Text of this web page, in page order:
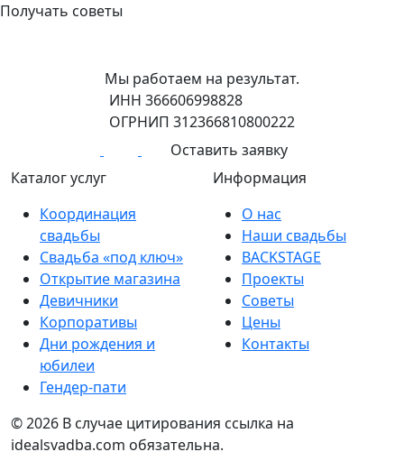
Получать советы
Мы работаем на результат.
ИНН 366606998828
ОГРНИП 312366810800222
Оставить заявку
Каталог услуг
Координация
свадьбы
Свадьба «под ключ»
Открытие магазина
Девичники
Корпоративы
Дни рождения и
юбилеи
Гендер-пати
Информация
О нас
Наши свадьбы
BACKSTAGE
Проекты
Советы
Цены
Контакты
© 2026 В случае цитирования ссылка на
idealsvadba.com обязательна.